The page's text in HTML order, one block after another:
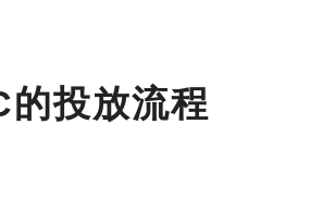
的投放流程